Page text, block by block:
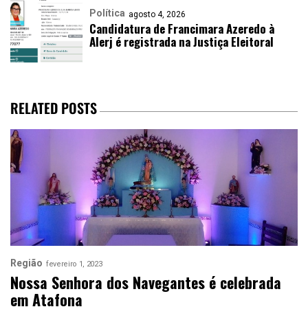
Política agosto 4, 2026
Candidatura de Francimara Azeredo à
Alerj é registrada na Justiça Eleitoral
RELATED POSTS
Região fevereiro 1, 2023
Nossa Senhora dos Navegantes é celebrada
em Atafona